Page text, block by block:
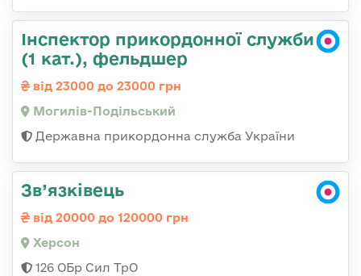
Інспектор прикордонної служби
(1 кат.), фельдшер
від 23000 до 23000 грн
Могилів-Подільський
Державна прикордонна служба України
Зв’язківець
від 20000 до 120000 грн
Херсон
126 ОБр Сил ТрО